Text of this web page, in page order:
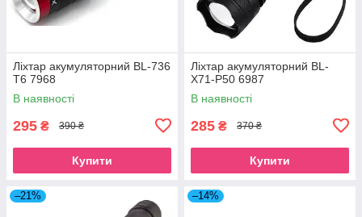
Ліхтар акумуляторний BL-736
T6 7968
В наявності
295 ₴ 390 ₴
Купити
Ліхтар акумуляторний BL-
X71-P50 6987
В наявності
285 ₴ 370 ₴
Купити
–21% –14%